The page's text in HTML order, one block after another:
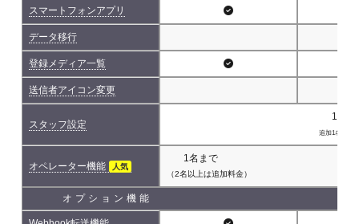
スマートフォンアプリ
データ移行
登録メディア一覧
送信者アイコン変更
スタッフ設定
1名(
追加1名につ
オペレーター機能 人気
1名まで
（2名以上は追加料金）
オプション機能